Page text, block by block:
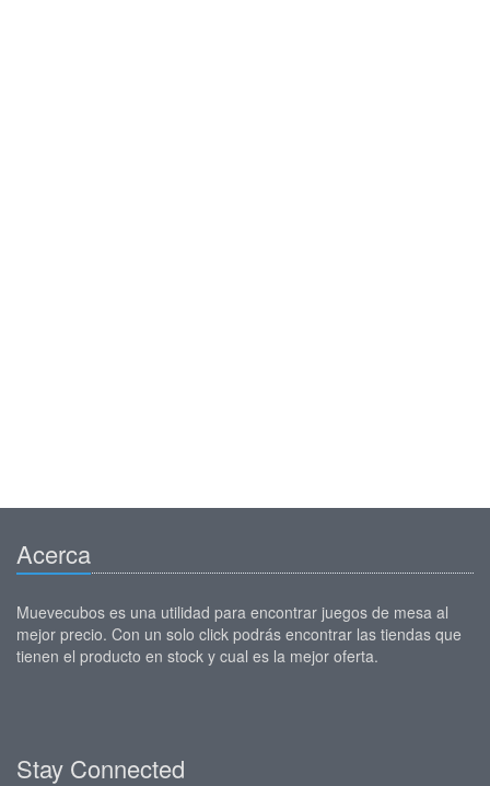
Acerca
Muevecubos es una utilidad para encontrar juegos de mesa al
mejor precio. Con un solo click podrás encontrar las tiendas que
tienen el producto en stock y cual es la mejor oferta.
Stay Connected